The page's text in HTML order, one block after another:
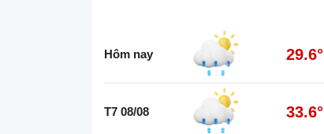
Hôm nay 29.6°
T7 08/08 33.6°